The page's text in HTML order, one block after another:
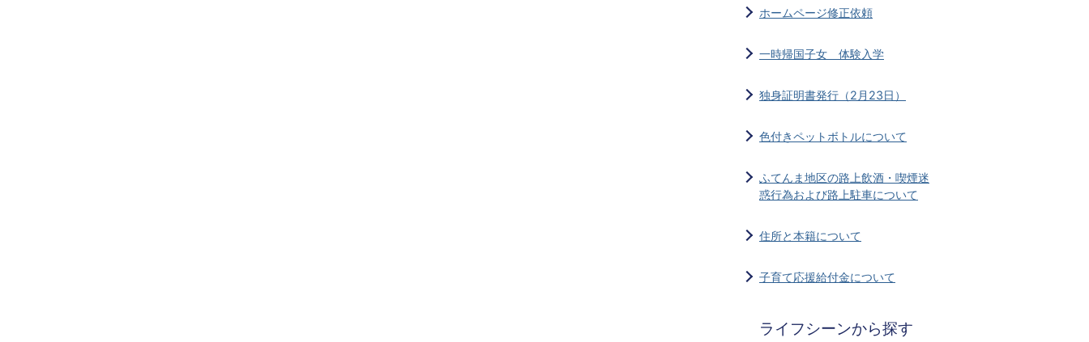
ホームページ修正依頼
一時帰国子女 体験入学
独身証明書発行（2月23日）
色付きペットボトルについて
ふてんま地区の路上飲酒・喫煙迷
惑行為および路上駐車について
住所と本籍について
子育て応援給付金について
ライフシーンから探す